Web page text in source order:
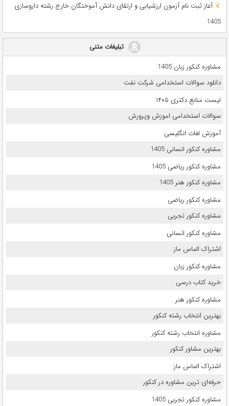
آغاز ثبت نام آزمون‌ ارزشیابی و ارتقای دانش آموختگان خارج رشته داروسازی
1405
تبلیغات متنی
مشاوره کنکور زبان 1405
دانلود سوالات استخدامی شرکت نفت
لیست منابع دکتری ۱۴۰۵
سوالات استخدامی اموزش وپرورش
آموزش لغات انگلیسی
مشاوره کنکور انسانی 1405
مشاوره کنکور ریاضی 1405
مشاوره کنکور هنر 1405
مشاوره کنکور ریاضی
مشاوره کنکور تجربی
مشاوره کنکور انسانی
اشتراک الماس ماز
مشاوره کنکور زبان
خرید کتاب درسی
مشاوره کنکور هنر
بهترین انتخاب رشته کنکور
مشاوره انتخاب رشته کنکور
بهترین مشاور کنکور
اشتراک الماس ماز
حرفه‌ای ترین مشاوره در کنکور
مشاوره کنکور تجربی 1405